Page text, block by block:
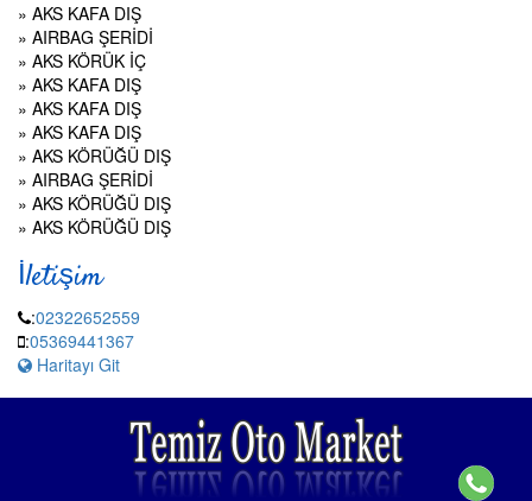
» AKS KAFA DIŞ
» AIRBAG ŞERİDİ
» AKS KÖRÜK İÇ
» AKS KAFA DIŞ
» AKS KAFA DIŞ
» AKS KAFA DIŞ
» AKS KÖRÜĞÜ DIŞ
» AIRBAG ŞERİDİ
» AKS KÖRÜĞÜ DIŞ
» AKS KÖRÜĞÜ DIŞ
İletişim
:02322652559
:05369441367
Haritayı Git